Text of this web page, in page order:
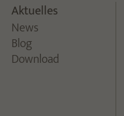
Aktuelles
News
Blog
Download